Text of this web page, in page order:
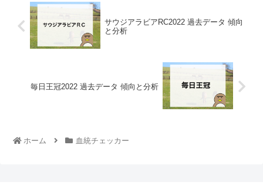
サウジアラビアRC2022 過去データ 傾向
と分析
毎日王冠2022 過去データ 傾向と分析
ホーム 血統チェッカー